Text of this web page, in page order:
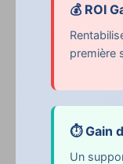
💰 ROI
première
⏱️ Gain
Un